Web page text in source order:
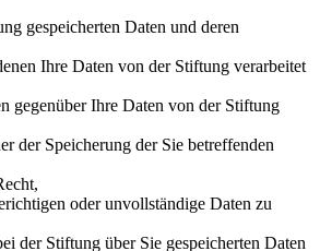
gespeicherten Daten und deren
Ihre Daten von der Stiftung verarbeitet
gegenüber Ihre Daten von der Stiftung
der Speicherung der Sie betreffenden
oder unvollständige Daten zu
der Stiftung über Sie gespeicherten Daten